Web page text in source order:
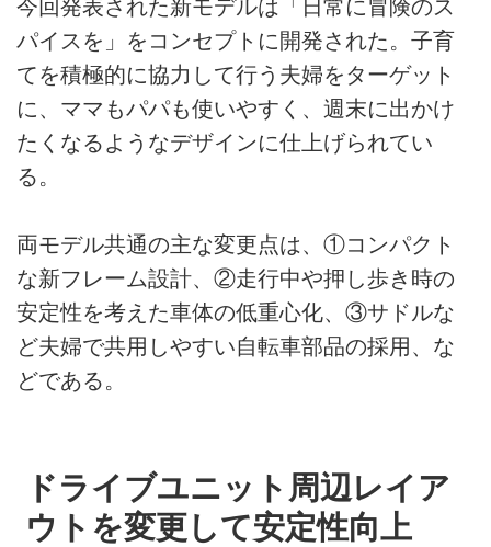
今回発表された新モデルは「日常に冒険のス
パイスを」をコンセプトに開発された。子育
てを積極的に協力して行う夫婦をターゲット
に、ママもパパも使いやすく、週末に出かけ
たくなるようなデザインに仕上げられてい
る。
両モデル共通の主な変更点は、①コンパクト
な新フレーム設計、②走行中や押し歩き時の
安定性を考えた車体の低重心化、③サドルな
ど夫婦で共用しやすい自転車部品の採用、な
どである。
ドライブユニット周辺レイア
ウトを変更して安定性向上